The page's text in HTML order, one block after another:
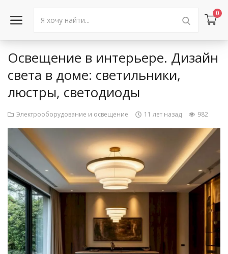
0
Войти в аккаунт
Каталог товаров
Акции
Новости
Статьи
Объявления
Контакты
Город: Колумбус
Освещение в интерьере. Дизайн
света в доме: светильники,
люстры, светодиоды
Электрооборудование и освещение 11 лет назад 982